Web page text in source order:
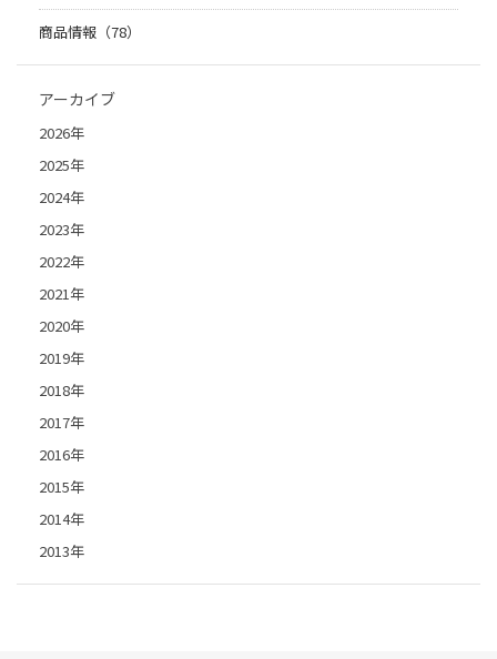
商品情報（78）
アーカイブ
2026年
2025年
2024年
2023年
2022年
2021年
2020年
2019年
2018年
2017年
2016年
2015年
2014年
2013年